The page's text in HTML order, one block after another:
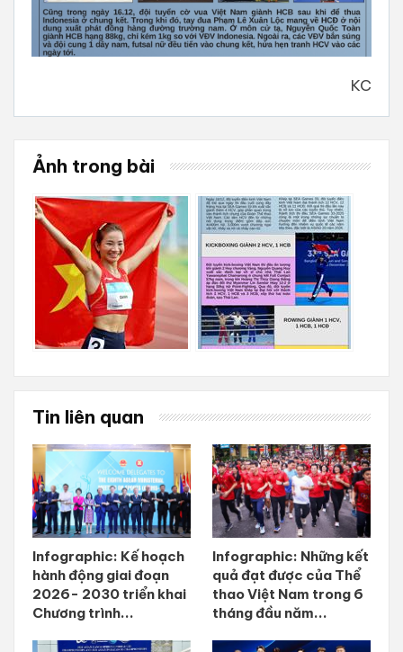
KC
Ảnh trong bài
Tin liên quan
Infographic: Kế hoạch
hành động giai đoạn
2026- 2030 triển khai
Chương trình...
Infographic: Những kết
quả đạt được của Thể
thao Việt Nam trong 6
tháng đầu năm...